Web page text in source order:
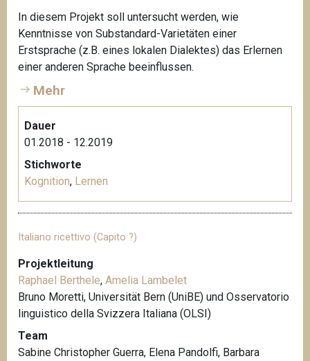
In diesem Projekt soll untersucht werden, wie
Kenntnisse von Substandard-Varietäten einer
Erstsprache (z.B. eines lokalen Dialektes) das Erlernen
einer anderen Sprache beeinflussen.
Mehr
Dauer
01.2018 - 12.2019
Stichworte
Kognition, Lernen
Italiano ricettivo (Capito ?)
Projektleitung
Raphael Berthele, Amelia Lambelet
Bruno Moretti, Universität Bern (UniBE) und Osservatorio
linguistico della Svizzera Italiana (OLSI)
Team
Sabine Christopher Guerra, Elena Pandolfi, Barbara